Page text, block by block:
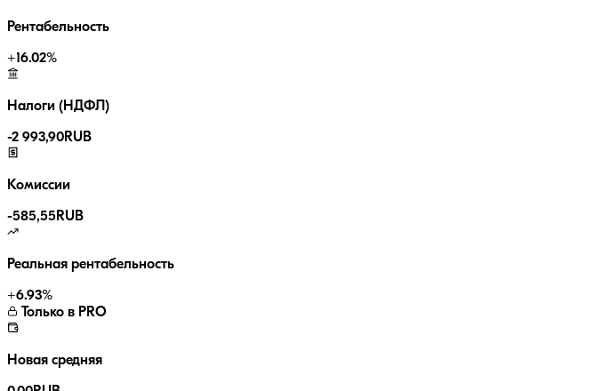
Рентабельность
+16.02%
Налоги (НДФЛ)
-2 993,90RUB
Комиссии
-585,55 RUB
Реальная рентабельность
+6.93%
Только в PRO
Новая средняя